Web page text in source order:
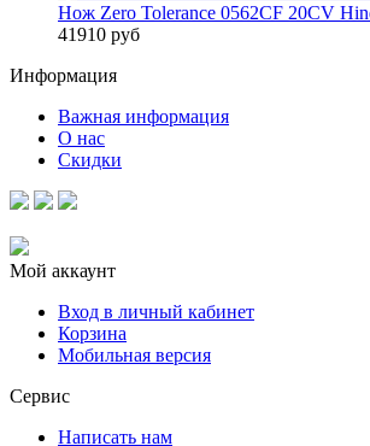
Нож Zero Tolerance 0562CF 20CV
41910 руб
Информация
Важная информация
О нас
Скидки
Мой аккаунт
Вход в личный кабинет
Корзина
Мобильная версия
Сервис
Написать нам